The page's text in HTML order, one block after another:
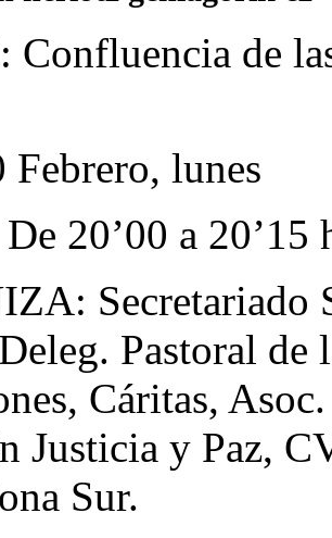
de
lunes
20’00 a 20’15
Secretariado
Pastoral de
Cáritas,
Justicia y Paz,
Sur.